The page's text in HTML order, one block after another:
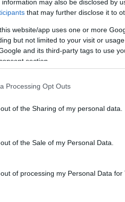
may also be disclosed by
that may further disclose it to
website/app uses one or more
but not limited to your visit or
and its third-party tags to use
section.
Processing Opt Outs
of the Sharing of my personal data.
of the Sale of my Personal Data.
of processing my Personal Data for
että mieltä. Tämä aika
kannalta. Tauko ei
ja kokeilemalla
ja löytävät uudelleen
menneellä kaudella?
matkaa kohti seuraavaa
kaudelle